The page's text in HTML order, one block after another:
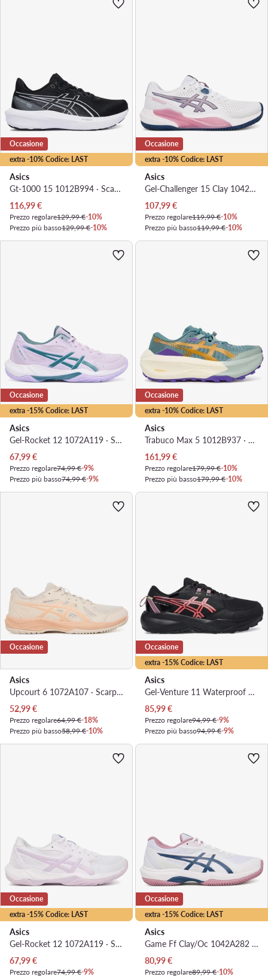
extra -10% Codice: LAST
Occasione
Asics
Gt-1000 15 1012B994 · Scarpe running
Prezzo attuale
116,99€
Prezzo regolare129,99 €-10%
Prezzo più basso129,99 €-10%
extra -10% Codice: LAST
Occasione
Asics
Gel-Challenger 15 Clay 1042A293 · Scarpe da tennis
Prezzo attuale
107,99€
Prezzo regolare119,99 €-10%
Prezzo più basso119,99 €-10%
extra -15% Codice: LAST
Occasione
Asics
Gel-Rocket 12 1072A119 · Scarpe indoor
Prezzo attuale
67,99€
Prezzo regolare74,99 €-9%
Prezzo più basso74,99 €-9%
extra -10% Codice: LAST
Occasione
Asics
Trabuco Max 5 1012B937 · Scarpe running
Prezzo attuale
161,99€
Prezzo regolare179,99 €-10%
Prezzo più basso179,99 €-10%
Occasione
Asics
Upcourt 6 1072A107 · Scarpe da palestra
Prezzo attuale
52,99€
Prezzo regolare64,99 €-18%
Prezzo più basso58,99 €-10%
extra -15% Codice: LAST
Occasione
Asics
Gel-Venture 11 Waterproof 1012B934 · Scarpe running
Prezzo attuale
85,99€
Prezzo regolare94,99 €-9%
Prezzo più basso94,99 €-9%
extra -15% Codice: LAST
Occasione
Asics
Gel-Rocket 12 1072A119 · Scarpe indoor
Prezzo attuale
67,99€
Prezzo regolare74,99 €-9%
extra -15% Codice: LAST
Occasione
Asics
Game Ff Clay/Oc 1042A282 · Scarpe da tennis
Prezzo attuale
80,99€
Prezzo regolare89,99 €-10%